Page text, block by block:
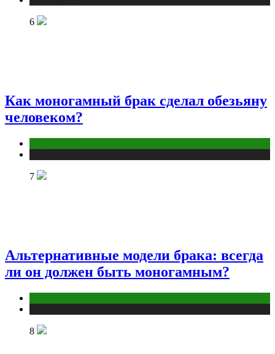
6
Как моногамный брак сделал обезьяну
человеком?
7
Альтернативные модели брака: всегда
ли он должен быть моногамным?
8